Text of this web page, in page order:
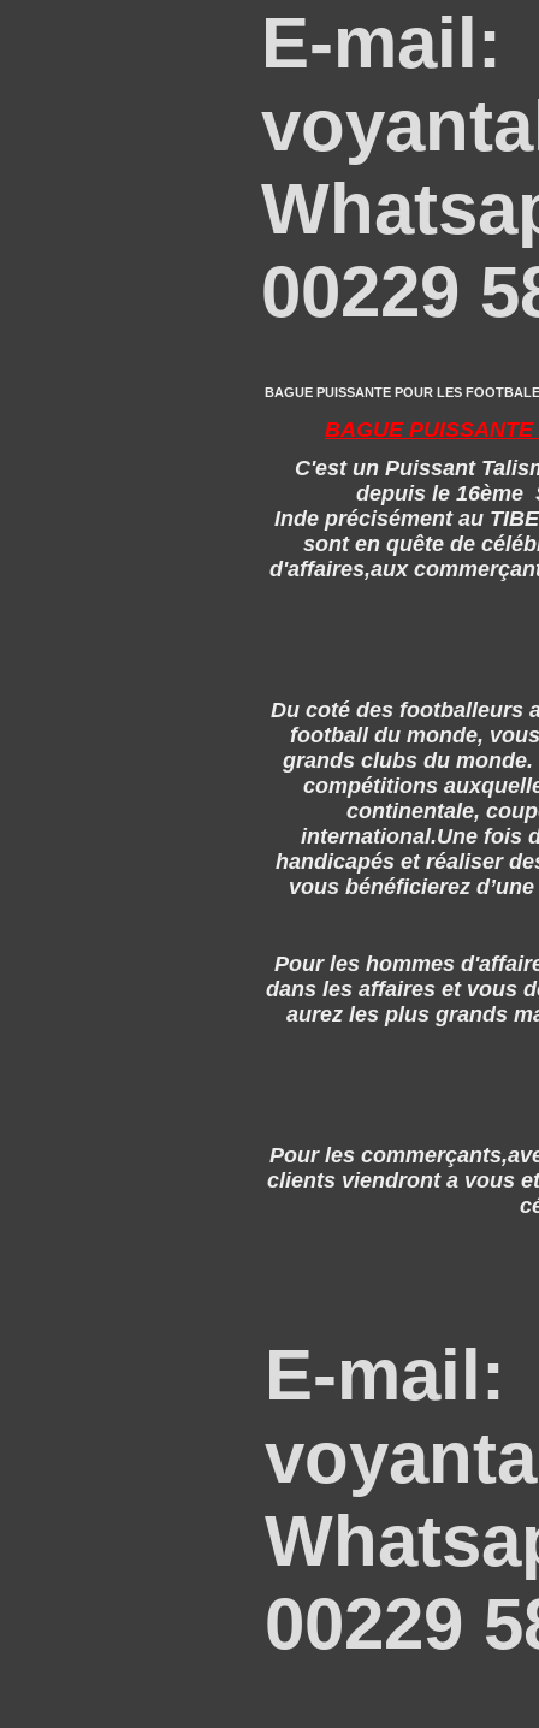
E-mail:
00229
BAGUE PUISSANTE POUR LES
BAGUE
C'est un Puissant
depuis le 16ème
Inde précisément au
sont en quête de
d'affaires,aux
Du coté des footballeurs
football du monde,
grands clubs du
compétitions
continentale,
international.Une fois
handicapés et réaliser
vous bénéficierez
Pour les hommes
dans les affaires et vous
aurez les plus grands
Pour les
clients viendront a vous
E-mail:
00229